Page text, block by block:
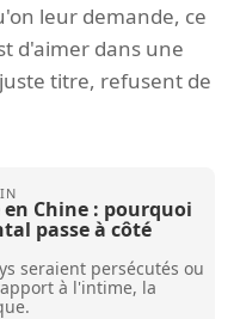
leur demande, ce
d'aimer dans une
titre, refusent de
Chine : pourquoi
passe à côté
seraient persécutés ou
à l'intime, la